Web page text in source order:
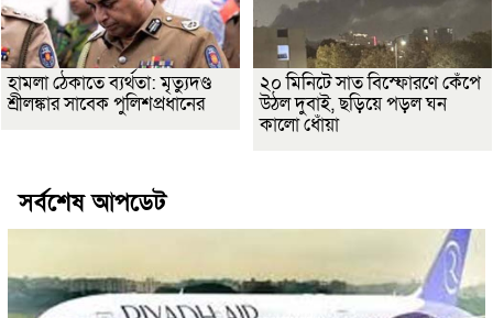
হামলা ঠেকাতে ব্যর্থতা: মৃত্যুদণ্ড
শ্রীলঙ্কার সাবেক পুলিশপ্রধানের
২০ মিনিটে সাত বিস্ফোরণে কেঁপে
উঠল দুবাই, ছড়িয়ে পড়ল ঘন
কালো ধোঁয়া
সর্বশেষ আপডেট